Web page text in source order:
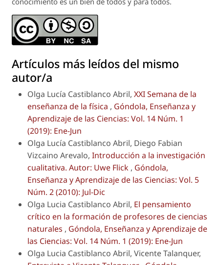
Artículos más leídos del mismo
autor/a
Olga Lucía Castiblanco Abril, XXI Semana de la
enseñanza de la física , Góndola, Enseñanza y
Aprendizaje de las Ciencias: Vol. 14 Núm. 1
(2019): Ene-Jun
Olga Lucía Castiblanco Abril, Diego Fabian
Vizcaino Arevalo, Introducción a la investigación
cualitativa. Autor: Uwe Flick , Góndola,
Enseñanza y Aprendizaje de las Ciencias: Vol. 5
Núm. 2 (2010): Jul-Dic
Olga Lucia Castiblanco Abril, El pensamiento
crítico en la formación de profesores de ciencias
naturales , Góndola, Enseñanza y Aprendizaje de
las Ciencias: Vol. 14 Núm. 1 (2019): Ene-Jun
Olga Lucia Castiblanco Abril, Vicente Talanquer,